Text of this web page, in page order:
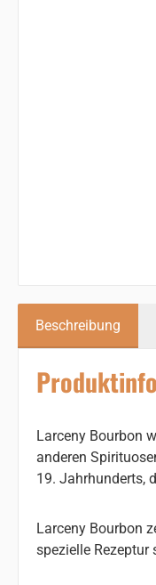
Beschreibung
Larceny Bourbon
anderen
19. Jahrhunderts,
Larceny Bourbon
spezielle Rezeptur